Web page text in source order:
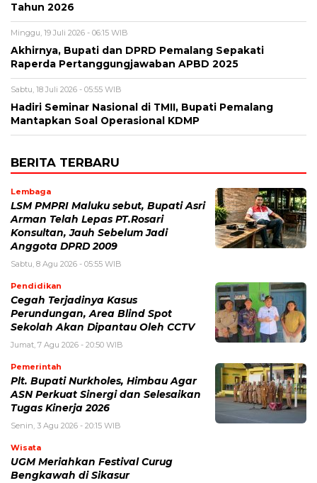
Tahun 2026
Minggu, 19 Juli 2026 - 06:15 WIB
Akhirnya, Bupati dan DPRD Pemalang Sepakati
Raperda Pertanggungjawaban APBD 2025
Sabtu, 18 Juli 2026 - 05:55 WIB
Hadiri Seminar Nasional di TMII, Bupati Pemalang
Mantapkan Soal Operasional KDMP
BERITA TERBARU
Lembaga
LSM PMPRI Maluku sebut, Bupati Asri
Arman Telah Lepas PT.Rosari
Konsultan, Jauh Sebelum Jadi
Anggota DPRD 2009
Sabtu, 8 Agu 2026 - 05:55 WIB
Pendidikan
Cegah Terjadinya Kasus
Perundungan, Area Blind Spot
Sekolah Akan Dipantau Oleh CCTV
Jumat, 7 Agu 2026 - 20:50 WIB
Pemerintah
Plt. Bupati Nurkholes, Himbau Agar
ASN Perkuat Sinergi dan Selesaikan
Tugas Kinerja 2026
Senin, 3 Agu 2026 - 20:15 WIB
Wisata
UGM Meriahkan Festival Curug
Bengkawah di Sikasur